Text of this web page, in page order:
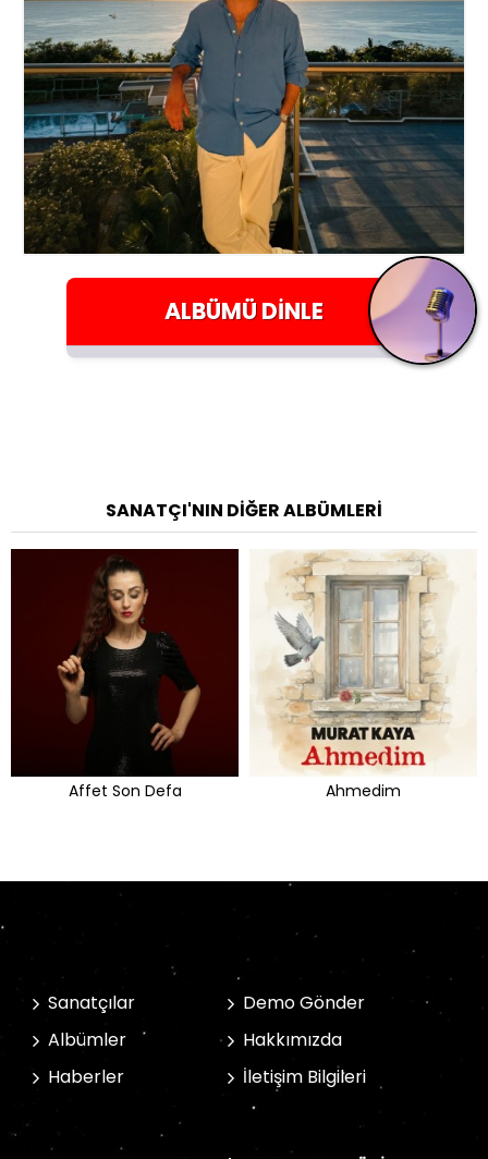
ALBÜMÜDINLE
SANATÇI'NIN DIĞER ALBÜMLERI
Affet Son Defa Ahmedim
Sanatçılar
Albümler
Haberler
Demo Gönder
Hakkımızda
İletişim Bilgileri